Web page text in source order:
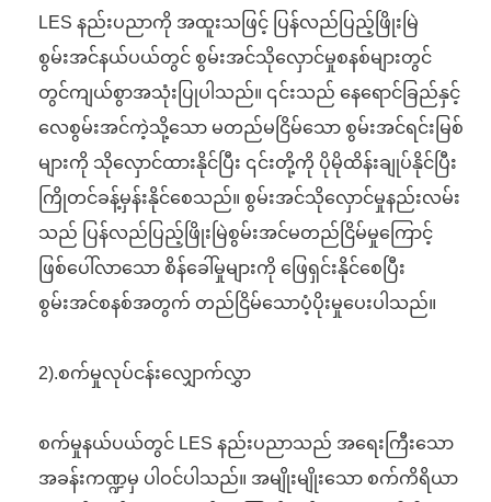
LES နည်းပညာကို အထူးသဖြင့် ပြန်လည်ပြည့်ဖြိုးမြဲ
စွမ်းအင်နယ်ပယ်တွင် စွမ်းအင်သိုလှောင်မှုစနစ်များတွင်
တွင်ကျယ်စွာအသုံးပြုပါသည်။ ၎င်းသည် နေရောင်ခြည်နှင့်
လေစွမ်းအင်ကဲ့သို့သော မတည်မငြိမ်သော စွမ်းအင်ရင်းမြစ်
များကို သိုလှောင်ထားနိုင်ပြီး ၎င်းတို့ကို ပိုမိုထိန်းချုပ်နိုင်ပြီး
ကြိုတင်ခန့်မှန်းနိုင်စေသည်။ စွမ်းအင်သိုလှောင်မှုနည်းလမ်း
သည် ပြန်လည်ပြည့်ဖြိုးမြဲစွမ်းအင်မတည်ငြိမ်မှုကြောင့်
ဖြစ်ပေါ်လာသော စိန်ခေါ်မှုများကို ဖြေရှင်းနိုင်စေပြီး
စွမ်းအင်စနစ်အတွက် တည်ငြိမ်သောပံ့ပိုးမှုပေးပါသည်။
2).စက်မှုလုပ်ငန်းလျှောက်လွှာ
စက်မှုနယ်ပယ်တွင် LES နည်းပညာသည် အရေးကြီးသော
အခန်းကဏ္ဍမှ ပါဝင်ပါသည်။ အမျိုးမျိုးသော စက်ကိရိယာ